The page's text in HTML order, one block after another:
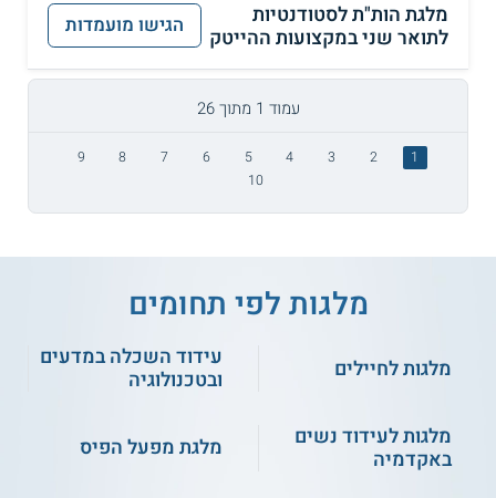
מלגת הות"ת לסטודנטיות
לתואר שני במקצועות ההייטק
הגישו מועמדות
עמוד 1 מתוך 26
1
2
3
4
5
6
7
8
9
10
מלגות לפי תחומים
מלגות לחיילים
עידוד השכלה במדעים
ובטכנולוגיה
מלגות לעידוד נשים
באקדמיה
מלגת מפעל הפיס